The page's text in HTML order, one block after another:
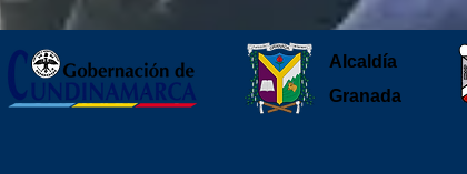
Alcaldía
Granada